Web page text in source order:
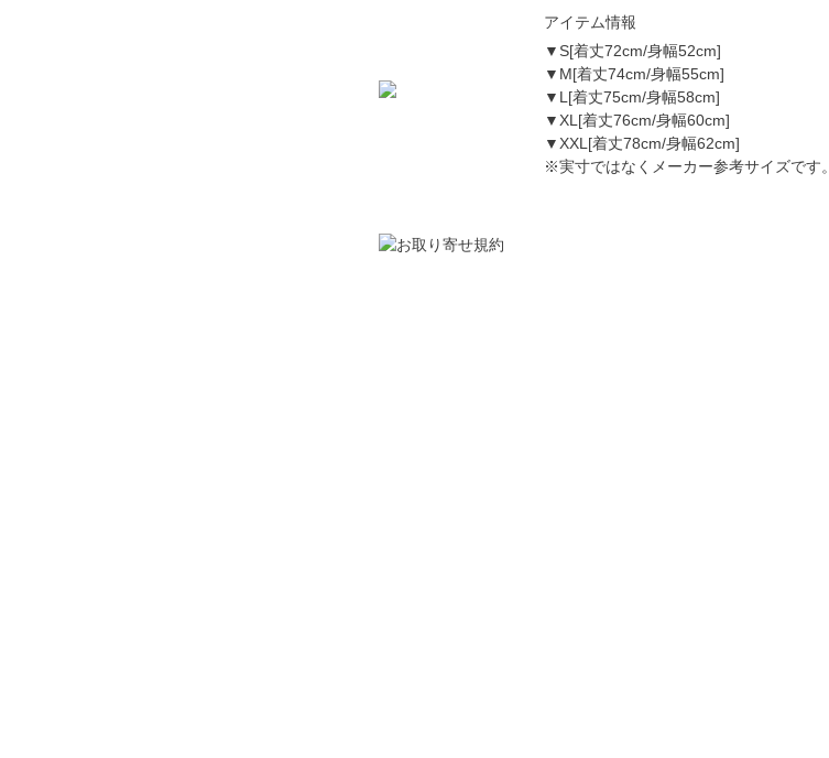
アイテム情報
▼S[着丈72cm/身幅52cm]
▼M[着丈74cm/身幅55cm]
▼L[着丈75cm/身幅58cm]
▼XL[着丈76cm/身幅60cm]
▼XXL[着丈78cm/身幅62cm]
※実寸ではなくメーカー参考サイズです。